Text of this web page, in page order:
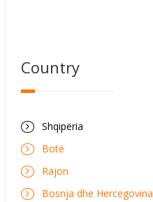
Country
Shqipëria
Botë
Rajon
Bosnja dhe Hercegovina